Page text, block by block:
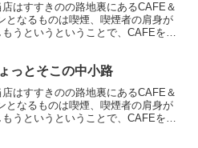
はすすきのの路地裏にあるCAFE＆
となるものは喫煙、喫煙者の肩身が
うというということで、CAFEを名
っとそこの中小路
はすすきのの路地裏にあるCAFE＆
となるものは喫煙、喫煙者の肩身が
うというということで、CAFEを名